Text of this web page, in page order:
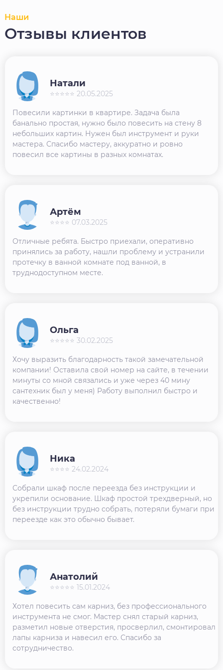
Наши
Отзывы клиентов
Повесили картинки в квартире. Задача была
банально простая, нужно было повесить на стену 8
небольших картин. Нужен был инструмент и руки
мастера. Спасибо мастеру, аккуратно и ровно
повесил все картины в разных комнатах.
Натали
⭐⭐⭐⭐⭐ 20.05.2025
Отличные ребята. Быстро приехали, оперативно
принялись за работу, нашли проблему и устранили
протечку в ванной комнате под ванной, в
труднодоступном месте.
Артём
⭐⭐⭐⭐ 07.03.2025
Хочу выразить благодарность такой замечательной
компании! Оставила свой номер на сайте, в течении
минуты со мной связались и уже через 40 мину
сантехник был у меня) Работу выполнил быстро и
качественно!
Ольга
⭐⭐⭐⭐⭐ 30.02.2025
Собрали шкаф после переезда без инструкции и
укрепили основание. Шкаф простой трехдверный, но
без инструкции трудно собрать, потеряли бумаги при
переезде как это обычно бывает.
Ника
⭐⭐⭐⭐ 24.02.2024
Хотел повесить сам карниз, без профессионального
инструмента не смог. Мастер снял старый карниз,
разметил новые отверстия, просверлил, смонтировал
лапы карниза и навесил его. Спасибо за
сотрудничество.
Анатолий
⭐⭐⭐⭐⭐ 15.01.2024